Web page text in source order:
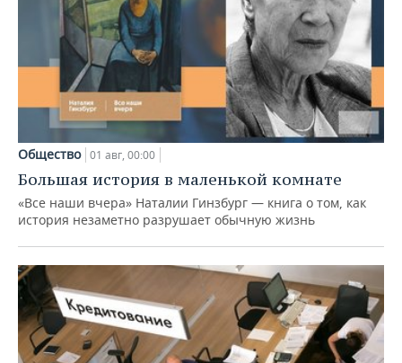
Общество 01 авг, 00:00
Большая история в маленькой комнате
«Все наши вчера» Наталии Гинзбург — книга о том, как
история незаметно разрушает обычную жизнь